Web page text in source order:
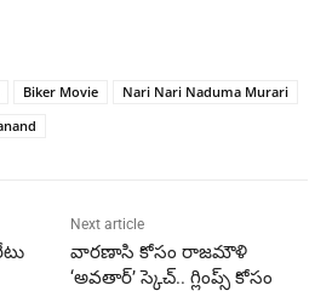
Biker Movie
Nari Nari Naduma Murari
Next article
వారణాసి కోసం రాజమౌళి
‘అవతార్’ స్కెచ్.. గ్లింప్స్ కోసం